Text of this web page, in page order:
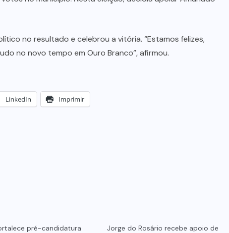
no resultado e celebrou a vitória. “Estamos felizes,
no novo tempo em Ouro Branco”, afirmou.
LinkedIn Imprimir
pré-candidatura
Jorge do Rosário recebe apoio de